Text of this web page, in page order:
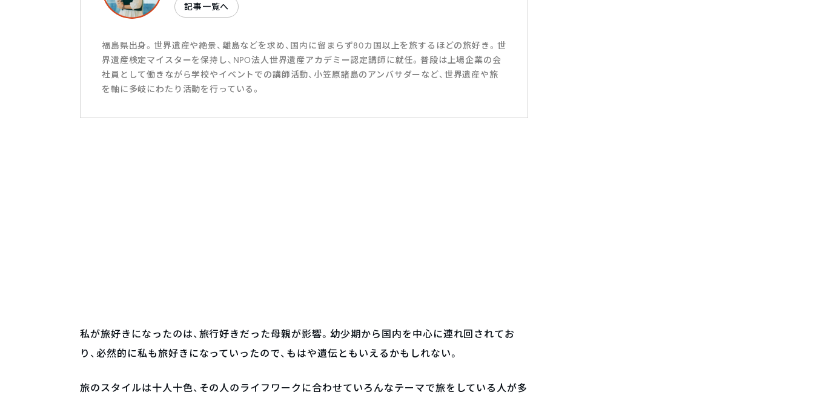
記事一覧へ
福島県出身。世界遺産や絶景、離島などを求め、国内に留まらず80カ国以上を旅するほどの旅好き。世
界遺産検定マイスターを保持し、NPO法人世界遺産アカデミー認定講師に就任。普段は上場企業の会
社員として働きながら学校やイベントでの講師活動、小笠原諸島のアンバサダーなど、世界遺産や旅
を軸に多岐にわたり活動を行っている。
私が旅好きになったのは、旅行好きだった母親が影響。幼少期から国内を中心に連れ回されてお
り、必然的に私も旅好きになっていったので、もはや遺伝ともいえるかもしれない。
旅のスタイルは十人十色、その人のライフワークに合わせていろんなテーマで旅をしている人が多